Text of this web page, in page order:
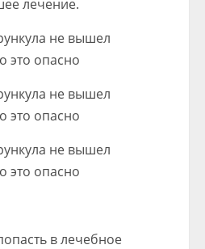
лечение.
в лечебное